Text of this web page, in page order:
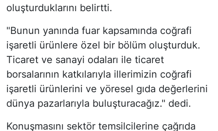
oluşturduklarını belirtti.
"Bunun yanında fuar kapsamında coğrafi
işaretli ürünlere özel bir bölüm oluşturduk.
Ticaret ve sanayi odaları ile ticaret
borsalarının katkılarıyla illerimizin coğrafi
işaretli ürünlerini ve yöresel gıda değerlerini
dünya pazarlarıyla buluşturacağız." dedi.
Konuşmasını sektör temsilcilerine çağrıda